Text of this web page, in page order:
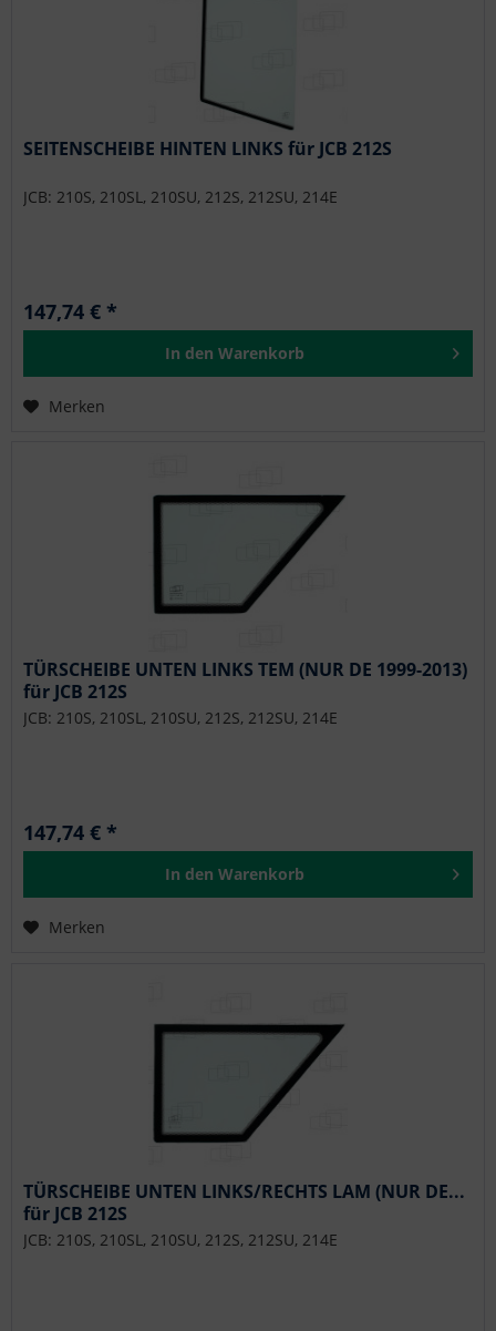
SEITENSCHEIBE HINTEN LINKS für JCB 212S
JCB: 210S, 210SL, 210SU, 212S, 212SU, 214E
147,74 € *
In den Warenkorb
Merken
TÜRSCHEIBE UNTEN LINKS TEM (NUR DE 1999-2013)
für JCB 212S
JCB: 210S, 210SL, 210SU, 212S, 212SU, 214E
147,74 € *
In den Warenkorb
Merken
TÜRSCHEIBE UNTEN LINKS/RECHTS LAM (NUR DE...
für JCB 212S
JCB: 210S, 210SL, 210SU, 212S, 212SU, 214E